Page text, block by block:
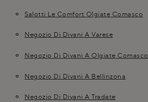
Salotti Le Comfort Olgiate Comasco
Negozio Di Divani A Varese
Negozio Di Divani A Olgiate Comasco
Negozio Di Divani A Bellinzona
Negozio Di Divani A Tradate